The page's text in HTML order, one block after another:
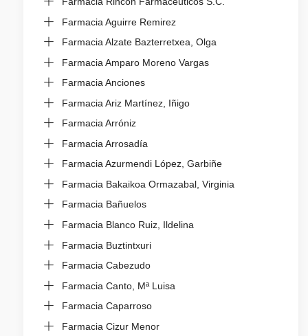
Farmacia Aguirre Remirez
Farmacia Alzate Bazterretxea, Olga
Farmacia Amparo Moreno Vargas
Farmacia Anciones
Farmacia Ariz Martínez, Iñigo
Farmacia Arróniz
Farmacia Arrosadía
Farmacia Azurmendi López, Garbiñe
Farmacia Bakaikoa Ormazabal, Virginia
Farmacia Bañuelos
Farmacia Blanco Ruiz, Ildelina
Farmacia Buztintxuri
Farmacia Cabezudo
Farmacia Canto, Mª Luisa
Farmacia Caparroso
Farmacia Cizur Menor